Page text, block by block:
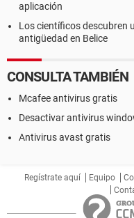
aplicación
Los científicos descubren
antigüedad en Belice
CONSULTA TAMBIÉN
Mcafee antivirus gratis
Desactivar antivirus
Antivirus avast gratis
Regístrate aquí Equipo